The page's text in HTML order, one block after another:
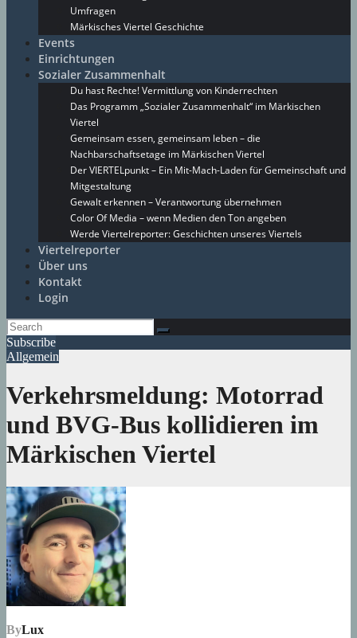
Umfragen
Märkisches Viertel Geschichte
Events
Einrichtungen
Sozialer Zusammenhalt
Du hast Rechte! Vermittlung von Kinderrechten
Das Programm „Sozialer Zusammenhalt“ im Märkischen
Viertel
Gemeinsam essen, gemeinsam leben – die
Nachbarschaftsetage im Märkischen Viertel
Der VIERTELpunkt – Ein Mit-Mach-Laden für Gemeinschaft und
Mitgestaltung
Gewalt erkennen – Verantwortung übernehmen
Color Of Media – wenn Medien den Ton angeben
Werde Viertelreporter: Geschichten unseres Viertels
Viertelreporter
Über uns
Kontakt
Login
Subscribe
Allgemein
Verkehrsmeldung: Motorrad
und BVG-Bus kollidieren im
Märkischen Viertel
ByLux